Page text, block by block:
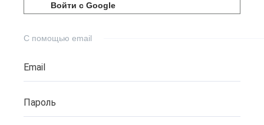
Войти с Google
С помощью email
Email
Пароль